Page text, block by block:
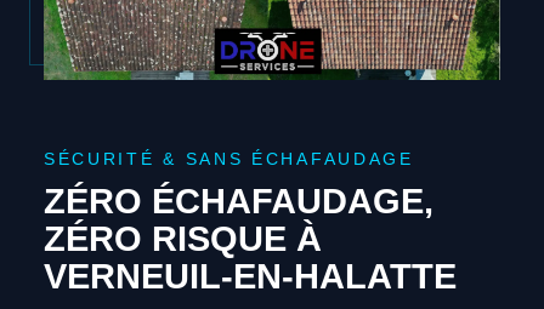
SÉCURITÉ & SANS ÉCHAFAUDAGE
ZÉRO ÉCHAFAUDAGE,
ZÉRO RISQUE À
VERNEUIL-EN-HALATTE